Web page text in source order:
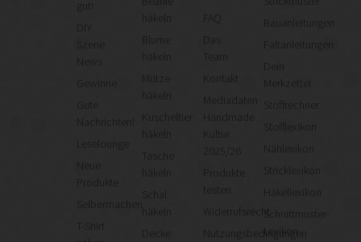
gut!
News
Gute
Nachrichten!
Leselounge
Neue
Produkte
Selbermachen
T-Shirt
häkeln
häkeln
Mütze
häkeln
Kuscheltier
Tasche
häkeln
Das
Team
Kontakt
Mediadaten
Kultur
2025/26
Produkte
testen
Widerrufsrecht
Nutzungsbedingungen
Bauanleitungen
Faltanleitungen
Merkzettel
Stoffrechner
Stofflexikon
Nählexikon
Stricklexikon
Häkellexikon
Schnittmuster-
Lexikon